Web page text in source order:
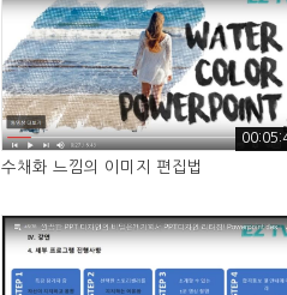
수채화 느낌의 이미지 편집법